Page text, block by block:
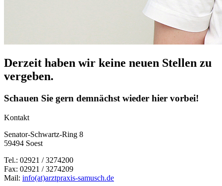
Derzeit haben wir keine neuen Stellen zu
vergeben.
Schauen Sie gern demnächst wieder hier vorbei!
Kontakt
Senator-Schwartz-Ring 8
59494 Soest
Tel.: 02921 / 3274200
Fax: 02921 / 3274209
Mail: info(at)arztpraxis-samusch.de